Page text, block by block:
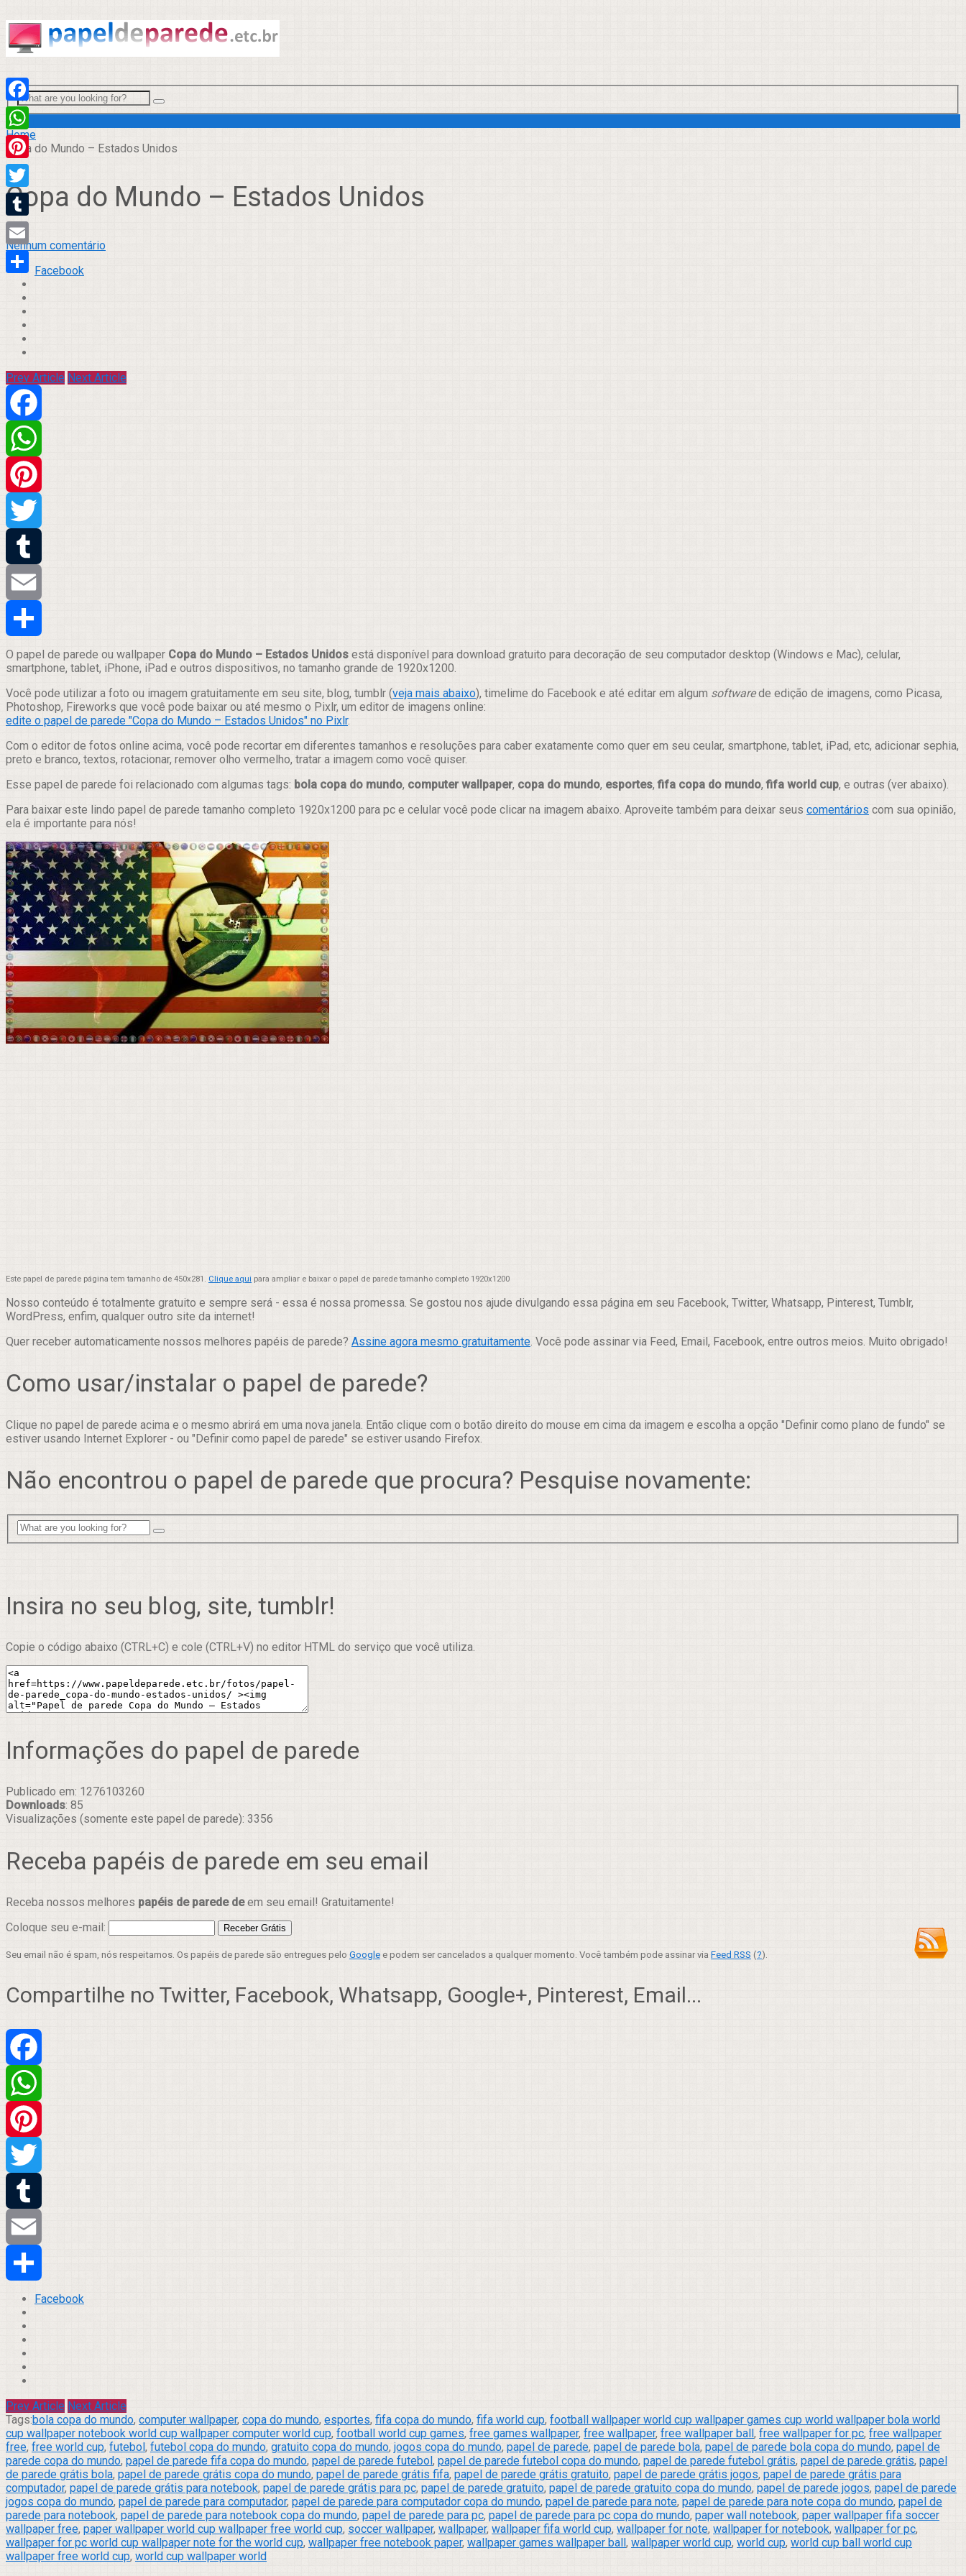
Menu
Home
Copa do Mundo – Estados Unidos
Copa do Mundo – Estados Unidos
Nenhum comentário
Facebook
Prev Article Next Article
Facebook
WhatsApp
Pinterest
Twitter
Tumblr
Email
Compartilhar
O papel de parede ou wallpaper Copa do Mundo – Estados Unidos está disponível para download gratuito para decoração de seu computador desktop (Windows e Mac), celular,
smartphone, tablet, iPhone, iPad e outros dispositivos, no tamanho grande de 1920x1200.
Você pode utilizar a foto ou imagem gratuitamente em seu site, blog, tumblr (veja mais abaixo), timelime do Facebook e até editar em algum softwarede edição de imagens, como Picasa,
Photoshop, Fireworks que você pode baixar ou até mesmo o Pixlr, um editor de imagens online:
edite o papel de parede "Copa do Mundo – Estados Unidos" no Pixlr.
Com o editor de fotos online acima, você pode recortar em diferentes tamanhos e resoluções para caber exatamente como quer em seu ceular, smartphone, tablet, iPad, etc, adicionar sephia,
preto e branco, textos, rotacionar, remover olho vermelho, tratar a imagem como você quiser.
Esse papel de parede foi relacionado com algumas tags: bola copa do mundo, computer wallpaper, copa do mundo, esportes,fifa copa do mundo,fifa world cup, e outras (ver abaixo).
Para baixar este lindo papel de parede tamanho completo 1920x1200 para pc e celular você pode clicar na imagem abaixo. Aproveite também para deixar seus comentários com sua opinião,
ela é importante para nós!
Este papel de parede página tem tamanho de 450x281. Clique aqui para ampliar e baixar o papel de parede tamanho completo 1920x1200
Nosso conteúdo é totalmente gratuito e sempre será - essa é nossa promessa. Se gostou nos ajude divulgando essa página em seu Facebook, Twitter, Whatsapp, Pinterest, Tumblr,
WordPress, enfim, qualquer outro site da internet!
Quer receber automaticamente nossos melhores papéis de parede? Assine agora mesmo gratuitamente. Você pode assinar via Feed, Email, Facebook, entre outros meios. Muito obrigado!
Como usar/instalar o papel de parede?
Clique no papel de parede acima e o mesmo abrirá em uma nova janela. Então clique com o botão direito do mouse em cima da imagem e escolha a opção "Definir como plano de fundo" se
estiver usando Internet Explorer - ou "Definir como papel de parede" se estiver usando Firefox.
Não encontrou o papel de parede que procura? Pesquise novamente:
Insira no seu blog, site, tumblr!
Copie o código abaixo (CTRL+C) e cole (CTRL+V) no editor HTML do serviço que você utiliza.
Informações do papel de parede
Publicado em: 1276103260
Downloads: 85
Visualizações (somente este papel de parede): 3356
Receba papéis de parede em seu email
Receba nossos melhores papéis de parede deem seu email! Gratuitamente!
Coloque seu e-mail:
Seu email não é spam, nós respeitamos. Os papéis de parede são entregues pelo Google e podem ser cancelados a qualquer momento. Você também pode assinar via Feed RSS (?).
Compartilhe no Twitter, Facebook, Whatsapp, Google+, Pinterest, Email...
Facebook
WhatsApp
Pinterest
Twitter
Tumblr
Email
Compartilhar
Facebook
Prev Article Next Article
Tags:bola copa do mundo, computer wallpaper, copa do mundo, esportes, fifa copa do mundo, fifa world cup, football wallpaper world cup wallpaper games cup world wallpaper bola world
cup wallpaper notebook world cup wallpaper computer world cup, football world cup games, free games wallpaper, free wallpaper, free wallpaper ball, free wallpaper for pc, free wallpaper
free, free world cup, futebol, futebol copa do mundo, gratuito copa do mundo, jogos copa do mundo, papel de parede, papel de parede bola, papel de parede bola copa do mundo, papel de
parede copa do mundo, papel de parede fifa copa do mundo, papel de parede futebol, papel de parede futebol copa do mundo, papel de parede futebol grátis, papel de parede grátis, papel
de parede grátis bola, papel de parede grátis copa do mundo, papel de parede grátis fifa, papel de parede grátis gratuito, papel de parede grátis jogos, papel de parede grátis para
computador, papel de parede grátis para notebook, papel de parede grátis para pc, papel de parede gratuito, papel de parede gratuito copa do mundo, papel de parede jogos, papel de parede
jogos copa do mundo, papel de parede para computador, papel de parede para computador copa do mundo, papel de parede para note, papel de parede para note copa do mundo, papel de
parede para notebook, papel de parede para notebook copa do mundo, papel de parede para pc, papel de parede para pc copa do mundo, paper wall notebook, paper wallpaper fifa soccer
wallpaper free, paper wallpaper world cup wallpaper free world cup, soccer wallpaper, wallpaper, wallpaper fifa world cup, wallpaper for note, wallpaper for notebook, wallpaper for pc,
wallpaper for pc world cup wallpaper note for the world cup, wallpaper free notebook paper, wallpaper games wallpaper ball, wallpaper world cup, world cup, world cup ball world cup
wallpaper free world cup, world cup wallpaper world
Facebook
WhatsApp
Pinterest
Twitter
Tumblr
Email
Compartilhar